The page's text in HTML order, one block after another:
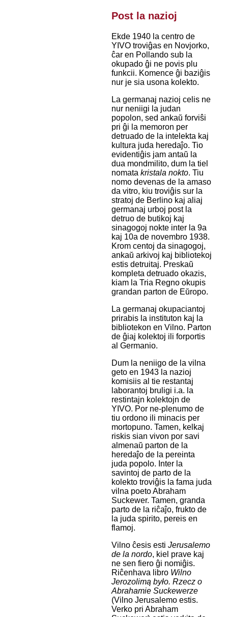
Post la nazioj
Ekde 1940 la centro de
YIVO troviĝas en Novjorko,
ĉar en Pollando sub la
okupado ĝi ne povis plu
funkcii. Komence ĝi baziĝis
nur je sia usona kolekto.
La germanaj nazioj celis ne
nur neniigi la judan
popolon, sed ankaŭ forviŝi
pri ĝi la memoron per
detruado de la intelekta kaj
kultura juda heredaĵo. Tio
evidentiĝis jam antaŭ la
dua mondmilito, dum la tiel
nomata kristala nokto. Tiu
nomo devenas de la amaso
da vitro, kiu troviĝis sur la
stratoj de Berlino kaj aliaj
germanaj urboj post la
detruo de butikoj kaj
sinagogoj nokte inter la 9a
kaj 10a de novembro 1938.
Krom centoj da sinagogoj,
ankaŭ arkivoj kaj bibliotekoj
estis detruitaj. Preskaŭ
kompleta detruado okazis,
kiam la Tria Regno okupis
grandan parton de Eŭropo.
La germanaj okupaciantoj
prirabis la instituton kaj la
bibliotekon en Vilno. Parton
de ĝiaj kolektoj ili forportis
al Germanio.
Dum la neniigo de la vilna
geto en 1943 la nazioj
komisiis al tie restantaj
laborantoj bruligi i.a. la
restintajn kolektojn de
YIVO. Por ne-plenumo de
tiu ordono ili minacis per
mortopuno. Tamen, kelkaj
riskis sian vivon por savi
almenaŭ parton de la
heredaĵo de la pereinta
juda popolo. Inter la
savintoj de parto de la
kolekto troviĝis la fama juda
vilna poeto Abraham
Suckewer. Tamen, granda
parto de la riĉaĵo, frukto de
la juda spirito, pereis en
flamoj.
Vilno ĉesis esti Jerusalemo
de la nordo, kiel prave kaj
ne sen fiero ĝi nomiĝis.
Riĉenhava libro Wilno
Jerozolimą było. Rzecz o
Abrahamie Suckewerze
(Vilno Jerusalemo estis.
Verko pri Abraham